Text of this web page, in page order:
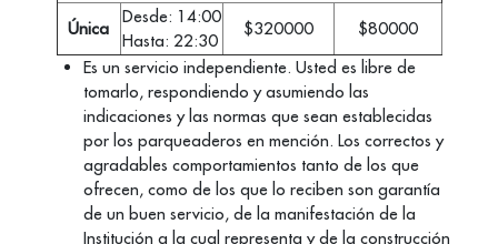
Única
Desde: 14:00
Hasta: 22:30
$320000
$80000
Es un servicio independiente. Usted es libre de
tomarlo, respondiendo y asumiendo las
indicaciones y las normas que sean establecidas
por los parqueaderos en mención. Los correctos y
agradables comportamientos tanto de los que
ofrecen, como de los que lo reciben son garantía
de un buen servicio, de la manifestación de la
Institución a la cual representa y de la construcción